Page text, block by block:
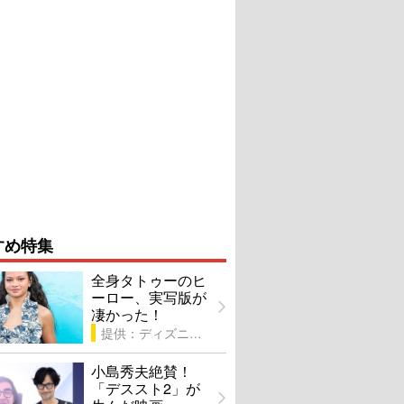
特集
全身タトゥーのヒ
ーロー、実写版が
凄かった！
提供：ディズニー
小島秀夫絶賛！
「デススト2」が